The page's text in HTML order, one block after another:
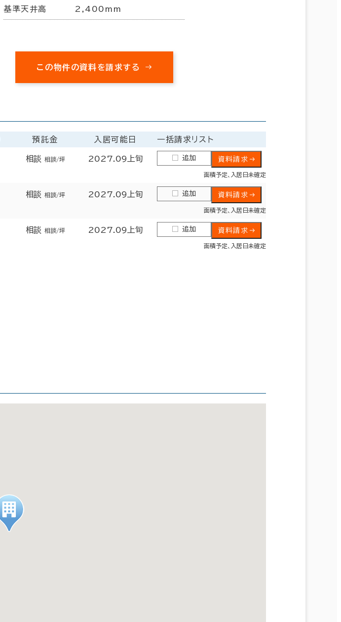
基準天井高 2,400mm
この物件の資料を請求する
預託金 入居可能日 一括請求リスト
相談 相談/坪 2027.09上旬 追加 資料請求
面積予定､入居日未確定
相談 相談/坪 2027.09上旬 追加 資料請求
面積予定､入居日未確定
相談 相談/坪 2027.09上旬 追加 資料請求
面積予定､入居日未確定